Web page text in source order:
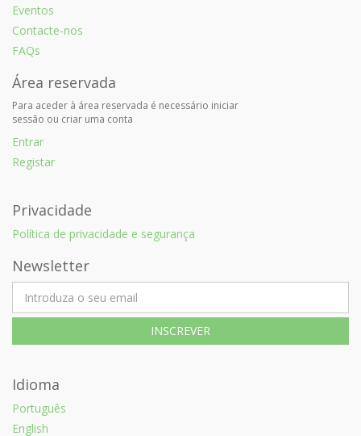
Eventos
Contacte-nos
FAQs
Área reservada
Para aceder à área reservada é necessário iniciar
sessão ou criar uma conta
Entrar
Registar
Privacidade
Política de privacidade e segurança
Newsletter
Idioma
Português
English